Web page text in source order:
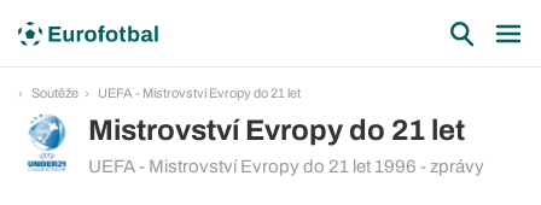
Soutěže UEFA - Mistrovství Evropy do 21 let
Mistrovství Evropy do 21 let
UEFA - Mistrovství Evropy do 21 let 1996 - zprávy